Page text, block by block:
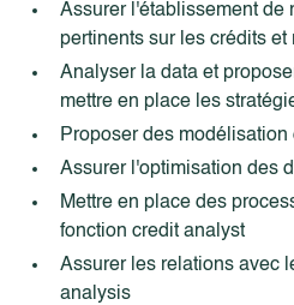
Assurer l'établissement de
pertinents sur les crédits et
Analyser la data et
mettre en place les
Proposer des modélisation
Assurer l'optimisation des
Mettre en place des
fonction credit analyst
Assurer les relations avec
analysis